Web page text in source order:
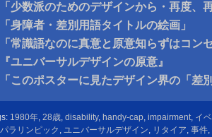
少数派のためのデザインから・再度、
身障者・差別用語タイトルの絵画」
常識語なのに真意と原意知らずはコン
ユニバーサルデザインの原意』
このポスターに見たデザイン界の「差
1980年, 28歳, disability, handy-cap, impairment, イ
パラリンピック , ユニバーサルデザイン, リタイア, 事件,